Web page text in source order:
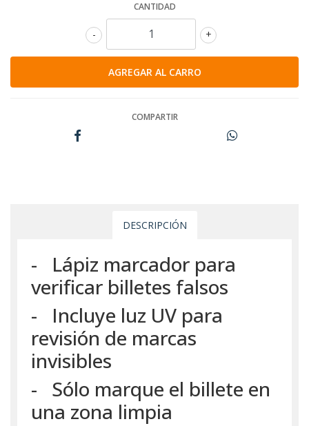
CANTIDAD
+
-
COMPARTIR
DESCRIPCIÓN
- Lápiz marcador para
verificar billetes falsos
- Incluye luz UV para
revisión de marcas
invisibles
- Sólo marque el billete en
una zona limpia